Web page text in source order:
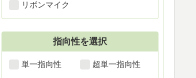
リボンマイク
指向性を選択
単一指向性 超単一指向性